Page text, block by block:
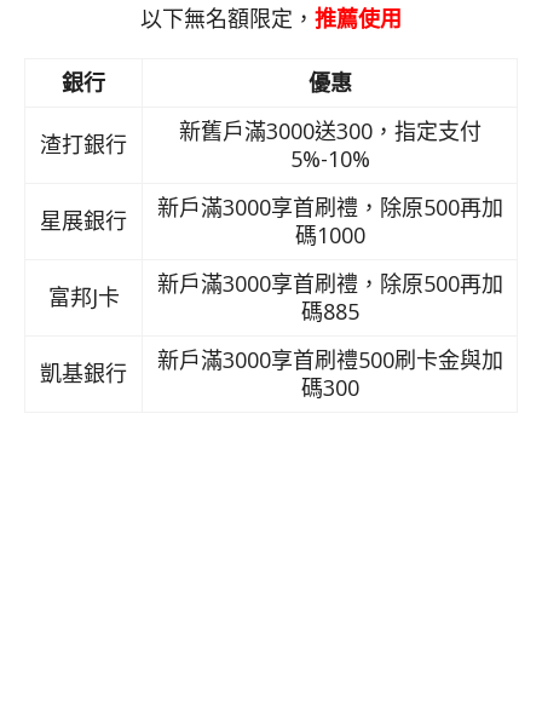
以下無名額限定， 推薦使用
銀行 優惠
渣打銀行
新舊戶滿3000送300，指定支付
5%-10%
星展銀行
新戶滿3000享首刷禮，除原500再加
碼1000
富邦J卡
新戶滿3000享首刷禮，除原500再加
碼885
凱基銀行
新戶滿3000享首刷禮500刷卡金與加
碼300